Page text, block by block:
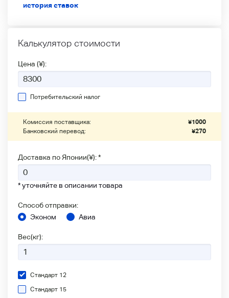
история ставок
Калькулятор стоимости
Цена (¥):
Потребительский налог
Комиссия поставщика: ¥1000
Банковский перевод:
¥270
Доставка по Японии(¥): *
* уточняйте в описании товара
Способ отправки:
Эконом
Авиа
Вес(кг):
Стандарт 12
Стандарт 15